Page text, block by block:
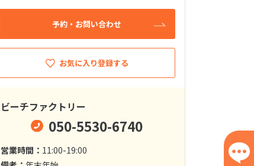
予約・お問い合わせ
お気に入り登録する
ビーチファクトリー
050-5530-6740
営業時間： 11:00-19:00